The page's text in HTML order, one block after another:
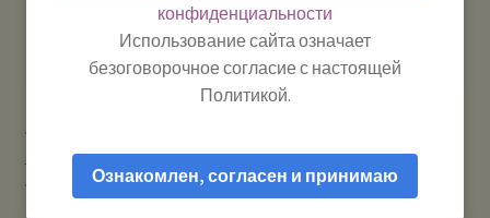
Полезная информация
Мой аккаунт
Работаем:Пн-Пт:
10:00–18:00
-
Тел.|WA|Telegram:
+79029904090
кронштейны для антенн и держатели для гаджетов
SP-S
ALAN — Крепление (основание) для врезных антенн
конфиденциальности
Использование сайта означает
безоговорочное согласие с настоящей
Политикой.
Ознакомлен, согласен и принимаю